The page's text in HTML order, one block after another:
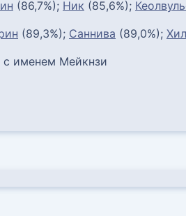
(86,7%); Ник (85,6%);
(89,3%); Саннива (89,0%);
именем Мейкнзи